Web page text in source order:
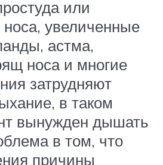
или
увеличенные
астма,
носа и многие
затрудняют
в таком
вынужден дышать
в том, что
причины